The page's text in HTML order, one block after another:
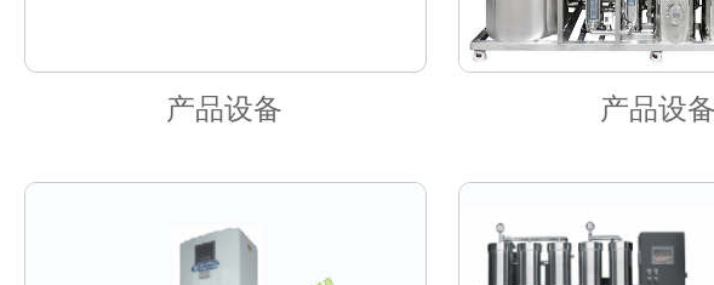
产品设备 产品设